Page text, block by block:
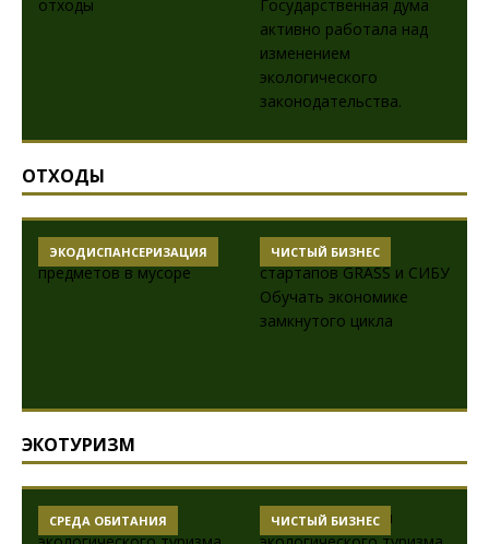
ОТХОДЫ
ЭКОДИСПАНСЕРИЗАЦИЯ ЧИСТЫЙ БИЗНЕС
ЭКОТУРИЗМ
СРЕДА ОБИТАНИЯ ЧИСТЫЙ БИЗНЕС